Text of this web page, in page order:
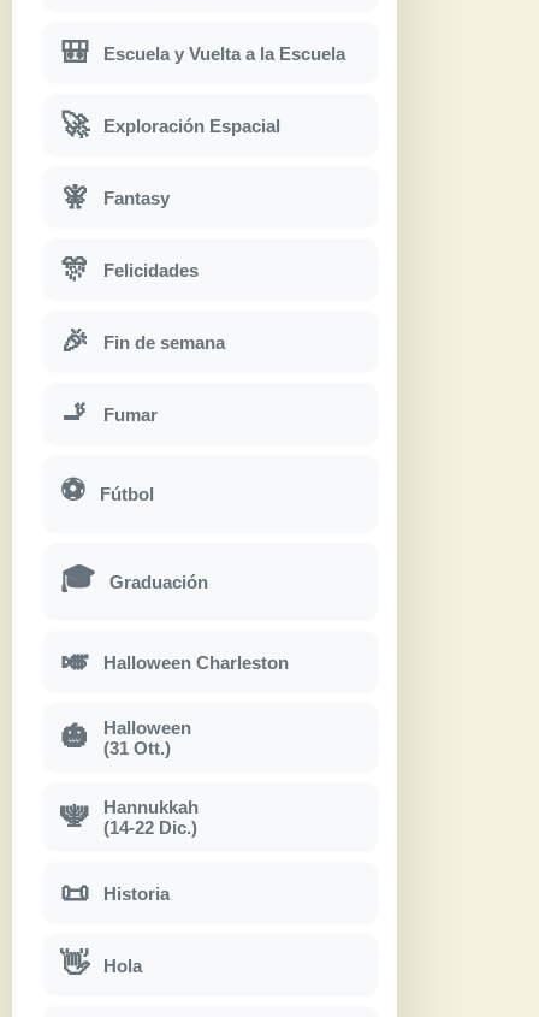
🎒 Escuela y Vuelta a la Escuela
🚀 Exploración Espacial
🧚 Fantasy
🎊 Felicidades
🎉 Fin de semana
🚬 Fumar
⚽ Fútbol
🎓 Graduación
🎺 Halloween Charleston
🎃
Halloween
(31 Ott.)
🕎
Hannukkah
(14-22 Dic.)
📜 Historia
👋 Hola